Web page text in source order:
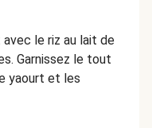
le riz au lait de
Garnissez le tout
yaourt et les